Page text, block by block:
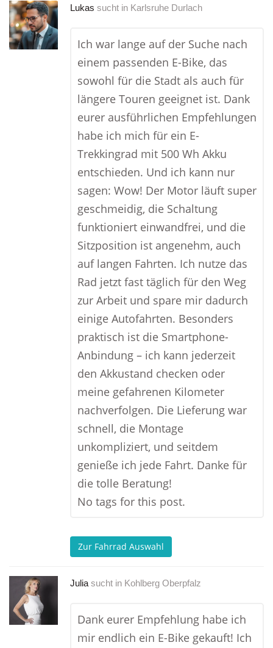
Lukas sucht in Karlsruhe Durlach
Ich war lange auf der Suche nach
einem passenden E-Bike, das
sowohl für die Stadt als auch für
längere Touren geeignet ist. Dank
eurer ausführlichen Empfehlungen
habe ich mich für ein E-
Trekkingrad mit 500 Wh Akku
entschieden. Und ich kann nur
sagen: Wow! Der Motor läuft super
geschmeidig, die Schaltung
funktioniert einwandfrei, und die
Sitzposition ist angenehm, auch
auf langen Fahrten. Ich nutze das
Rad jetzt fast täglich für den Weg
zur Arbeit und spare mir dadurch
einige Autofahrten. Besonders
praktisch ist die Smartphone-
Anbindung – ich kann jederzeit
den Akkustand checken oder
meine gefahrenen Kilometer
nachverfolgen. Die Lieferung war
schnell, die Montage
unkompliziert, und seitdem
genieße ich jede Fahrt. Danke für
die tolle Beratung!
No tags for this post.
Zur Fahrrad Auswahl
Julia sucht in Kohlberg Oberpfalz
Dank eurer Empfehlung habe ich
mir endlich ein E-Bike gekauft! Ich